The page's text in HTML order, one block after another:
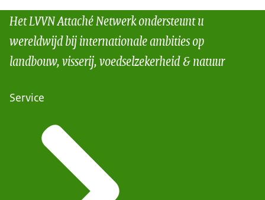
Het LVVN Attaché Netwerk ondersteunt u
wereldwijd bij internationale ambities op
landbouw, visserij, voedselzekerheid & natuur
Service